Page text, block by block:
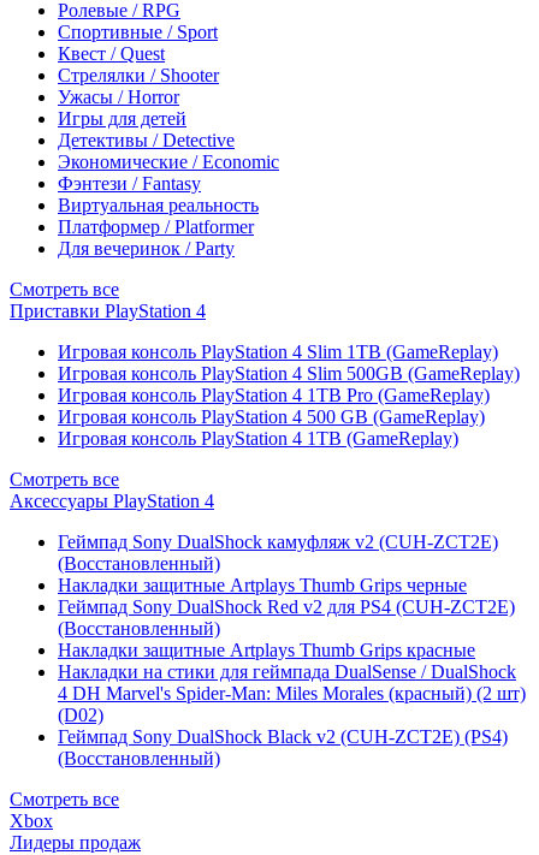
Ролевые / RPG
Спортивные / Sport
Квест / Quest
Стрелялки / Shooter
Ужасы / Horror
Игры для детей
Детективы / Detective
Экономические / Economic
Фэнтези / Fantasy
Виртуальная реальность
Платформер / Platformer
Для вечеринок / Party
Смотреть все
Приставки PlayStation 4
Игровая консоль PlayStation 4 Slim 1TB (GameReplay)
Игровая консоль PlayStation 4 Slim 500GB (GameReplay)
Игровая консоль PlayStation 4 1TB Pro (GameReplay)
Игровая консоль PlayStation 4 500 GB (GameReplay)
Игровая консоль PlayStation 4 1TB (GameReplay)
Смотреть все
Аксессуары PlayStation 4
Геймпад Sony DualShock камуфляж v2 (CUH-ZCT2E)
(Восстановленный)
Накладки защитные Artplays Thumb Grips черные
Геймпад Sony DualShock Red v2 для PS4 (CUH-ZCT2E)
(Восстановленный)
Накладки защитные Artplays Thumb Grips красные
Накладки на стики для геймпада DualSense / DualShock
4 DH Marvel's Spider-Man: Miles Morales (красный) (2 шт)
(D02)
Геймпад Sony DualShock Black v2 (CUH-ZCT2E) (PS4)
(Восстановленный)
Смотреть все
Xbox
Лидеры продаж